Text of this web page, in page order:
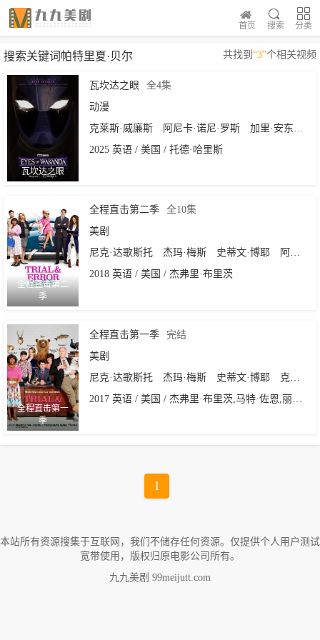
分类
搜索
首页
搜索关键词帕特里夏·贝尔 共找到 “3”个相关视频
瓦坎达之眼
瓦坎达之眼
全4集
动漫
克莱斯·威廉斯
阿尼卡·诺尼·罗斯
加里·安东尼·威廉斯
2025 英语 / 美国 / 托德·哈里斯
全程直击第二
季
全程直击第二季
全10集
美剧
尼克·达歌斯托
杰玛·梅斯 史蒂文·博耶
阿曼达·佩顿
2018 英语 / 美国 / 杰弗里·布里茨
全程直击第一
季
全程直击第一季
完结
美剧
尼克·达歌斯托
杰玛·梅斯 史蒂文·博耶
克里斯塔·罗德里格兹
2017 英语 / 美国 / 杰弗里·布里茨,马特·佐恩,丽贝卡·爱舍,瑞安·凯斯,詹妮弗·塞罗塔,迪恩·霍兰德,肯·惠廷汉
1
本站所有资源搜集于互联网，我们不储存任何资源。仅提供个人用户测试
宽带使用，版权归原电影公司所有。
九九美剧 99meijutt.com